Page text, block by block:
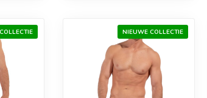
NIEUWE COLLECTIE